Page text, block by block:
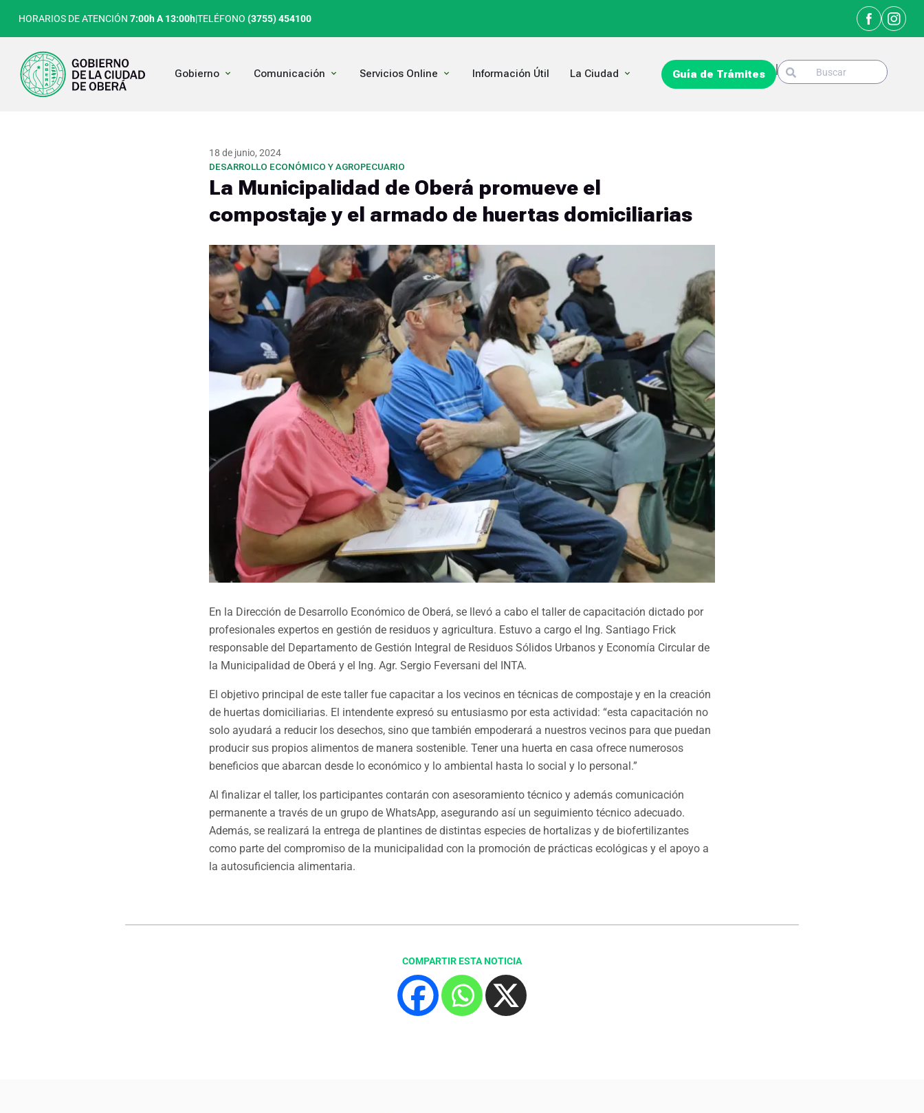
HORARIOS DE ATENCIÓN 7:00h A 13:00h|TELÉFONO (3755) 454100
Gobierno Open Gobierno
Comunicación Open Comunicación
Servicios Online Open Servicios Online
Información Útil La Ciudad Open La CiudadGuía de Trámites Search
Search
18 de junio, 2024
DESARROLLO ECONÓMICO Y AGROPECUARIO
La Municipalidad de Oberá promueve el
compostaje y el armado de huertas domiciliarias
En la Dirección de Desarrollo Económico de Oberá, se llevó a cabo el taller de capacitación dictado por
profesionales expertos en gestión de residuos y agricultura. Estuvo a cargo el Ing. Santiago Frick
responsable del Departamento de Gestión Integral de Residuos Sólidos Urbanos y Economía Circular de
la Municipalidad de Oberá y el Ing. Agr. Sergio Feversani del INTA.
El objetivo principal de este taller fue capacitar a los vecinos en técnicas de compostaje y en la creación
de huertas domiciliarias. El intendente expresó su entusiasmo por esta actividad: “esta capacitación no
solo ayudará a reducir los desechos, sino que también empoderará a nuestros vecinos para que puedan
producir sus propios alimentos de manera sostenible. Tener una huerta en casa ofrece numerosos
beneficios que abarcan desde lo económico y lo ambiental hasta lo social y lo personal.”
Al finalizar el taller, los participantes contarán con asesoramiento técnico y además comunicación
permanente a través de un grupo de WhatsApp, asegurando así un seguimiento técnico adecuado.
Además, se realizará la entrega de plantines de distintas especies de hortalizas y de biofertilizantes
como parte del compromiso de la municipalidad con la promoción de prácticas ecológicas y el apoyo a
la autosuficiencia alimentaria.
COMPARTIR ESTA NOTICIA